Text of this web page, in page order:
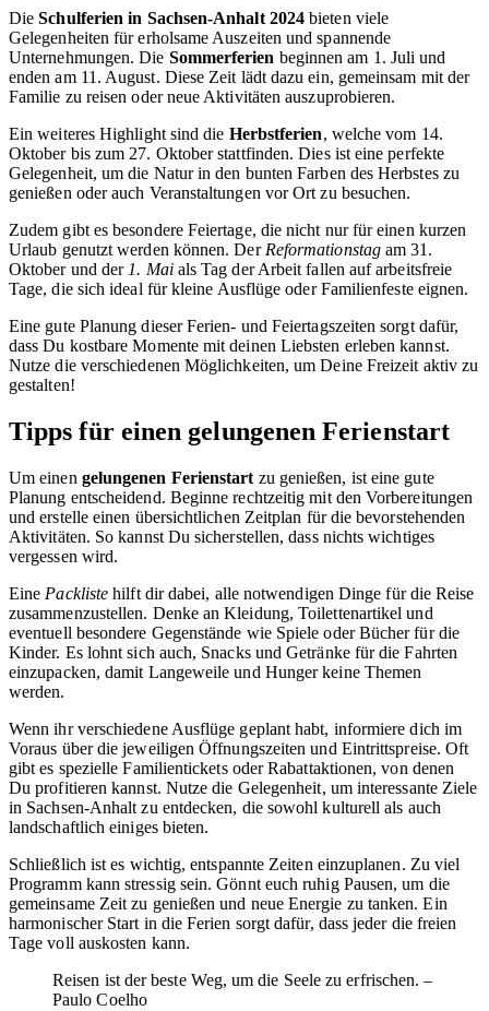
DieSchulferien in Sachsen-Anhalt 2024 bieten viele
Gelegenheiten für erholsame Auszeiten und spannende
Unternehmungen. Die Sommerferien beginnen am 1. Juli und
enden am 11. August. Diese Zeit lädt dazu ein, gemeinsam mit der
Familie zu reisen oder neue Aktivitäten auszuprobieren.
Ein weiteres Highlight sind die Herbstferien, welche vom 14.
Oktober bis zum 27. Oktober stattfinden. Dies ist eine perfekte
Gelegenheit, um die Natur in den bunten Farben des Herbstes zu
genießen oder auch Veranstaltungen vor Ort zu besuchen.
Zudem gibt es besondere Feiertage, die nicht nur für einen kurzen
Urlaub genutzt werden können. Der Reformationstagam 31.
Oktober und der 1. Maials Tag der Arbeit fallen auf arbeitsfreie
Tage, die sich ideal für kleine Ausflüge oder Familienfeste eignen.
Eine gute Planung dieser Ferien- und Feiertagszeiten sorgt dafür,
dass Du kostbare Momente mit deinen Liebsten erleben kannst.
Nutze die verschiedenen Möglichkeiten, um Deine Freizeit aktiv zu
gestalten!
Tipps für einen gelungenen Ferienstart
Um einen gelungenen Ferienstart zu genießen, ist eine gute
Planung entscheidend. Beginne rechtzeitig mit den Vorbereitungen
und erstelle einen übersichtlichen Zeitplan für die bevorstehenden
Aktivitäten. So kannst Du sicherstellen, dass nichts wichtiges
vergessen wird.
Eine Packliste hilft dir dabei, alle notwendigen Dinge für die Reise
zusammenzustellen. Denke an Kleidung, Toilettenartikel und
eventuell besondere Gegenstände wie Spiele oder Bücher für die
Kinder. Es lohnt sich auch, Snacks und Getränke für die Fahrten
einzupacken, damit Langeweile und Hunger keine Themen
werden.
Wenn ihr verschiedene Ausflüge geplant habt, informiere dich im
Voraus über die jeweiligen Öffnungszeiten und Eintrittspreise. Oft
gibt es spezielle Familientickets oder Rabattaktionen, von denen
Du profitieren kannst. Nutze die Gelegenheit, um interessante Ziele
in Sachsen-Anhalt zu entdecken, die sowohl kulturell als auch
landschaftlich einiges bieten.
Schließlich ist es wichtig, entspannte Zeiten einzuplanen. Zu viel
Programm kann stressig sein. Gönnt euch ruhig Pausen, um die
gemeinsame Zeit zu genießen und neue Energie zu tanken. Ein
harmonischer Start in die Ferien sorgt dafür, dass jeder die freien
Tage voll auskosten kann.
Reisen ist der beste Weg, um die Seele zu erfrischen. –
Paulo Coelho